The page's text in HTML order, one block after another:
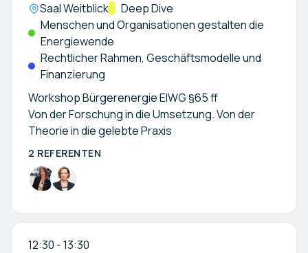
Location:
Saal WeitblickKategorie:
Deep Dive
Menschen und Organisationen gestalten die
Energiewende
Rechtlicher Rahmen, Geschäftsmodelle und
Finanzierung
Workshop Bürgerenergie ElWG §65 ff
Von der Forschung in die Umsetzung. Von der
Theorie in die gelebte Praxis
2 REFERENTEN
12:30 -13:30